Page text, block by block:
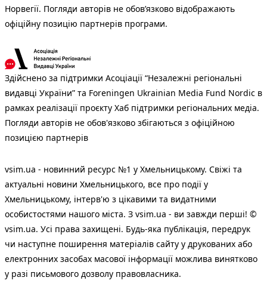
Норвегії. Погляди авторів не обов’язково відображають
офіційну позицію партнерів програми.
Здійснено за підтримки Асоціації “Незалежні регіональні
видавці України” та Foreningen Ukrainian Media Fund Nordic в
рамках реалізації проєкту Хаб підтримки регіональних медіа.
Погляди авторів не обов'язково збігаються з офіційною
позицією партнерів
vsim.ua - новинний ресурс №1 у Хмельницькому. Свіжі та
актуальні новини Хмельницького, все про події у
Хмельницькому, інтерв'ю з цікавими та видатними
особистостями нашого міста. З vsim.ua - ви завжди перші! ©
vsim.ua. Усі права захищені. Будь-яка публiкацiя, передрук
чи наступне поширення матеріалів сайту у друкованих або
електронних засобах масової інформації можлива винятково
у разі письмового дозволу правовласника.